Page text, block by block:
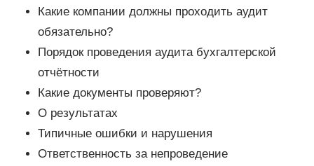
Какие компании должны проходить аудит
обязательно?
Порядок проведения аудита бухгалтерской
отчётности
Какие документы проверяют?
О результатах
Типичные ошибки и нарушения
Ответственность за непроведение